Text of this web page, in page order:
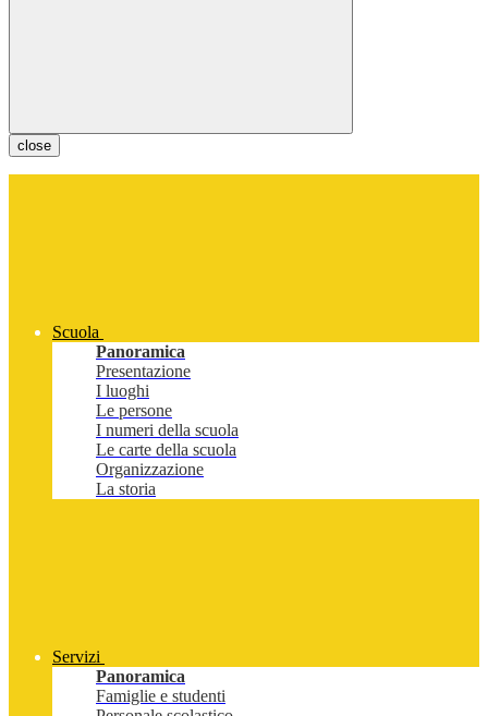
close
Scuola
Panoramica
Presentazione
I luoghi
Le persone
I numeri della scuola
Le carte della scuola
Organizzazione
La storia
Servizi
Panoramica
Famiglie e studenti